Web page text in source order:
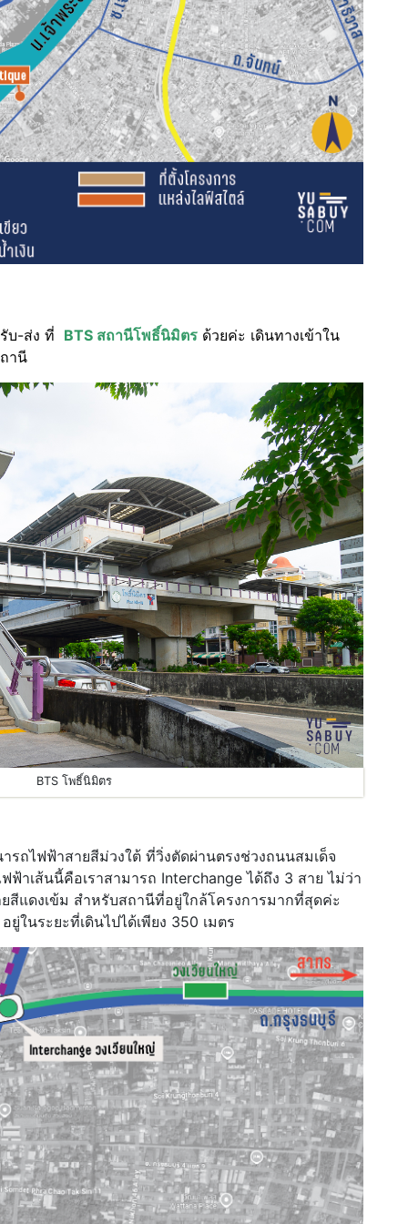
บ-ส่ง ที่ BTS สถานีโพธิ์นิมิตร ด้วยค่ะ เดินทางเข้าใน
านี
BTS โพธิ์นิมิตร
ถไฟฟ้าสายสีม่วงใต้ ที่วิ่งตัดผ่านตรงช่วงถนนสมเด็จ
ฟ้าเส้นนี้คือเราสามารถ Interchange ได้ถึง 3 สาย ไม่ว่า
สีแดงเข้ม สำหรับสถานีที่อยู่ใกล้โครงการมากที่สุดค่ะ
ยู่ในระยะที่เดินไปได้เพียง 350 เมตร